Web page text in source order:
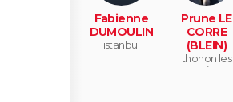
Fabienne
DUMOULIN
istanbul
Prune LE
CORRE
(BLEIN)
thonon les
bains